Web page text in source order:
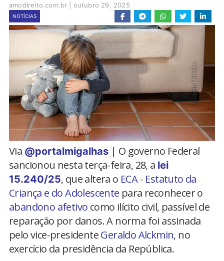
amodireito.com.br outubro 29, 2025
NOTÍCIAS
Via @portalmigalhas| O governo Federal
sancionou nesta terça-feira, 28, a lei
15.240/25, que altera o ECA - Estatuto da
Criança e do Adolescente para reconhecer o
abandono afetivo como ilícito civil, passível de
reparação por danos. A norma foi assinada
pelo vice-presidenteGeraldo Alckmin, no
exercício da presidência da República.